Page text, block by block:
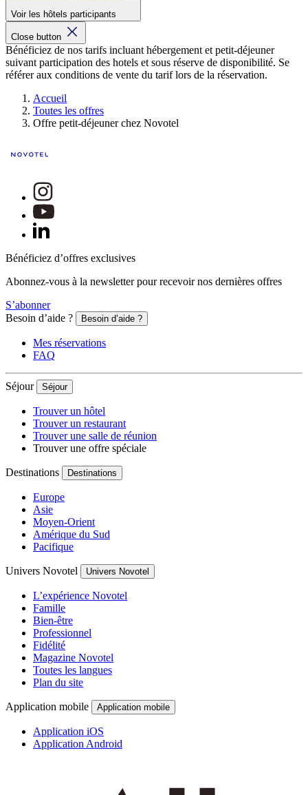
Voir les hôtels participants
Close button
Bénéficiez de nos tarifs incluant hébergement et petit-déjeuner
suivant participation des hotels et sous réserve de disponibilité. Se
référer aux conditions de vente du tarif lors de la réservation.
Accueil
Toutes les offres
Offre petit-déjeuner chez Novotel
Bénéficiez d’offres exclusives
Abonnez-vous à la newsletter pour recevoir nos dernières offres
S’abonner
Besoin d’aide ?
Besoin d’aide ?
Mes réservations
FAQ
Séjour Séjour
Trouver un hôtel
Trouver un restaurant
Trouver une salle de réunion
Trouver une offre spéciale
Destinations Destinations
Europe
Asie
Moyen-Orient
Amérique du Sud
Pacifique
Univers Novotel Univers Novotel
L’expérience Novotel
Famille
Bien-être
Professionnel
Fidélité
Magazine Novotel
Toutes les langues
Plan du site
Application mobile Application mobile
Application iOS
Application Android